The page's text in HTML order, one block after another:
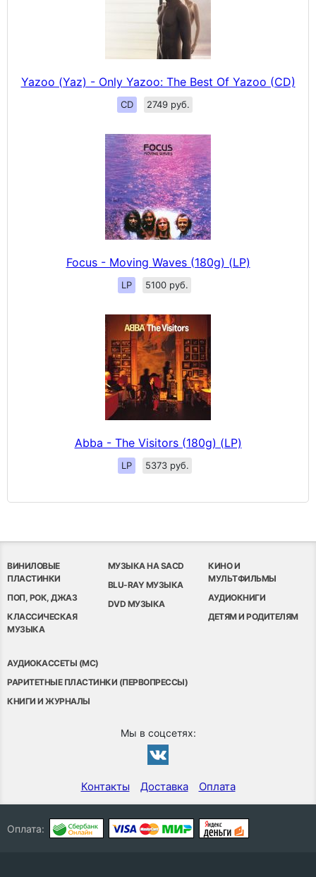
Yazoo (Yaz) - Only Yazoo: The Best Of Yazoo (CD)
CD 2749 руб.
Focus - Moving Waves (180g) (LP)
LP 5100 руб.
Abba - The Visitors (180g) (LP)
LP 5373 руб.
ВИНИЛОВЫЕ
ПЛАСТИНКИ
ПОП, РОК, ДЖАЗ
КЛАССИЧЕСКАЯ
МУЗЫКА
МУЗЫКА НА SACD
BLU-RAY МУЗЫКА
DVD МУЗЫКА
КИНО И
МУЛЬТФИЛЬМЫ
АУДИОКНИГИ
ДЕТЯМ И РОДИТЕЛЯМ
АУДИОКАССЕТЫ (MC)
РАРИТЕТНЫЕ ПЛАСТИНКИ (ПЕРВОПРЕССЫ)
КНИГИ И ЖУРНАЛЫ
Мы в соцсетях:
Контакты Доставка Оплата
Оплата: